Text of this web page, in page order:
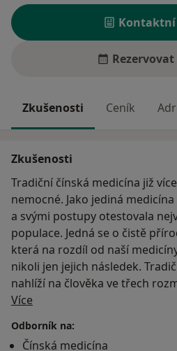
Zkušenosti Ceník
Zkušenosti
Tradiční čínská medicína již
nemocné. Jako jediná medicína má tak dlouhou tradici
a svými postupy otestovala
populace. Jedná se o čistě
která na rozdíl od naší
nikoli jen jejich následek.
nahlíží na člověka ve třech
fyzické, psychické a časové.
příčina nemoci a proč je
je. Tradiční čínská medicína je
Více
Odborník na:
Čínská medicína